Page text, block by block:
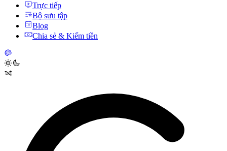
Trực tiếp
Bộ sưu tập
Blog
Chia sẻ & Kiếm tiền